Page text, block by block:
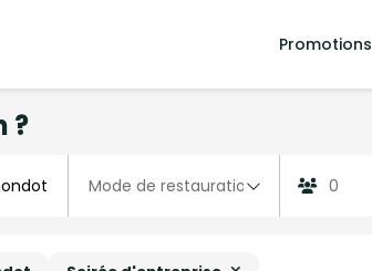
Promotions
?